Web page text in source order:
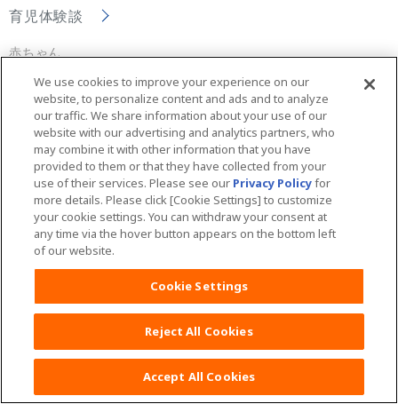
育児体験談
赤ちゃん
おむつはずれ・トイレトレーニング
紙おむつ
お風呂
授乳
出産
陣痛
We use cookies to improve your experience on our
website, to personalize content and ads and to analyze
our traffic. We share information about your use of our
website with our advertising and analytics partners, who
may combine it with other information that you have
provided to them or that they have collected from your
use of their services. Please see our Privacy Policyfor
more details. Please click [Cookie Settings] to customize
your cookie settings. You can withdraw your consent at
any time via the hover button appears on the bottom left
of our website.
Cookie Settings
Reject All Cookies
Accept All Cookies